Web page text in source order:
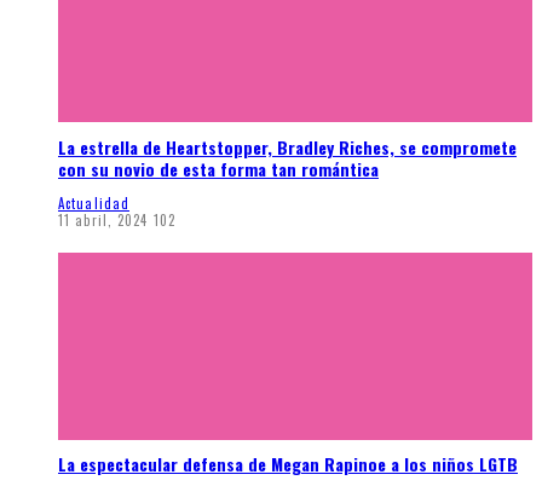
La estrella de Heartstopper, Bradley Riches, se compromete
con su novio de esta forma tan romántica
Actualidad
11 abril, 2024 102
La espectacular defensa de Megan Rapinoe a los niños LGTB